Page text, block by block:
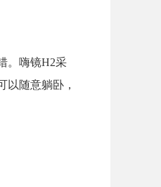
。嗨镜H2采
以随意躺卧，